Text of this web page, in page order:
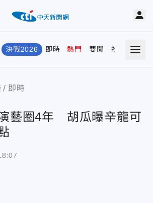
決戰2026 即時 熱門 要聞 社會 娛樂
即時
藝圈4年 胡瓜曝辛龍可